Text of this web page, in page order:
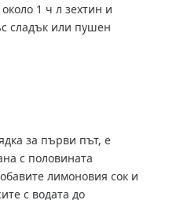
1 ч л зехтин и
сладък или пушен
за първи път, е
с половината
лимоновия сок и
с водата до